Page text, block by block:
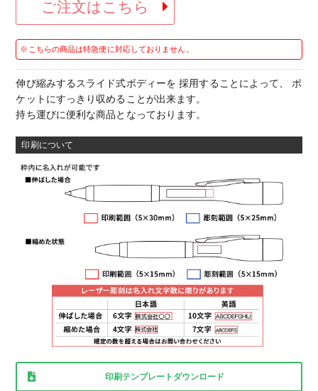
ご注文はこちら
※こちらの商品は特急便に対応しておりません。
伸び縮みするスライド式ボディーを 採用することによって、 ポ
ケットにすっきり収めることが出来ます。
持ち運びに便利な商品となっております。
印刷について
印刷テンプレートダウンロード